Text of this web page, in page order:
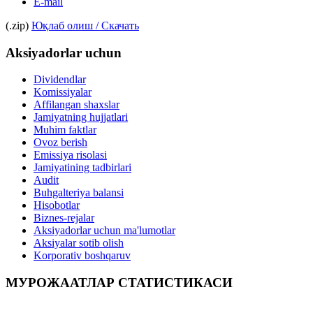
(.zip) Юқлаб олиш / Скачать
Aksiyadorlar uchun
Dividendlar
Komissiyalar
Affilangan shaxslar
Jamiyatning hujjatlari
Muhim faktlar
Ovoz berish
Emissiya risolasi
Jamiyatining tadbirlari
Audit
Buhgalteriya balansi
Hisobotlar
Biznes-rejalar
Aksiyadorlar uchun ma'lumotlar
Aksiyalar sotib olish
Korporativ boshqaruv
МУРОЖААТЛАР СТАТИСТИКАСИ